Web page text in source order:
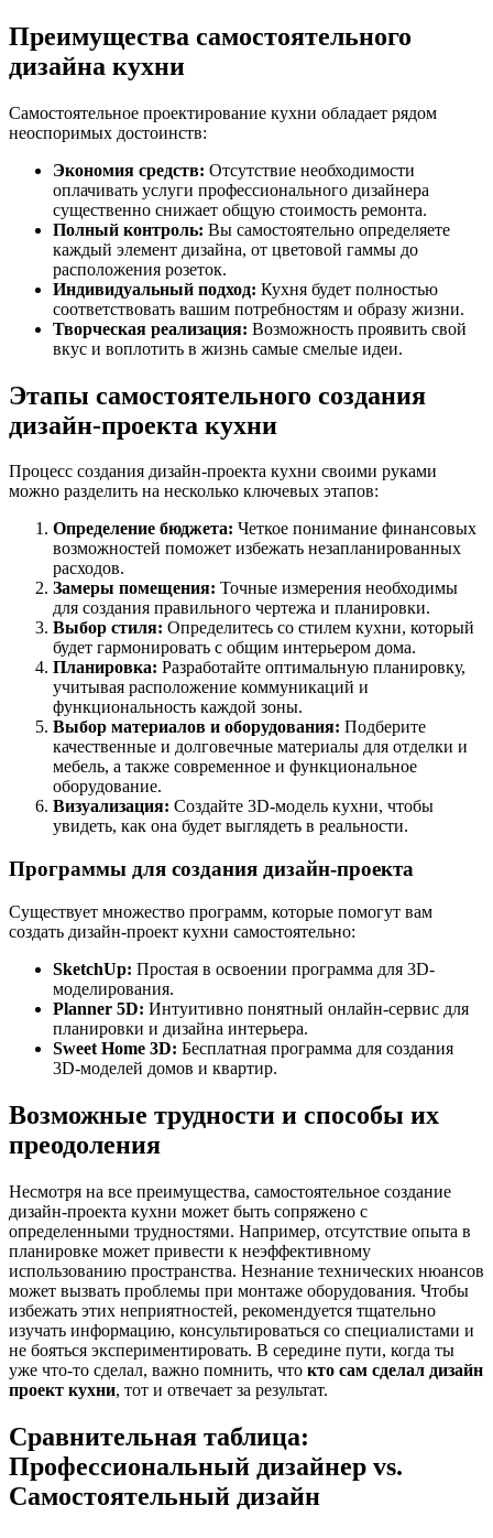
Преимущества самостоятельного
дизайна кухни
Самостоятельное проектирование кухни обладает рядом
неоспоримых достоинств:
Экономия средств: Отсутствие необходимости
оплачивать услуги профессионального дизайнера
существенно снижает общую стоимость ремонта.
Полный контроль: Вы самостоятельно определяете
каждый элемент дизайна, от цветовой гаммы до
расположения розеток.
Индивидуальный подход: Кухня будет полностью
соответствовать вашим потребностям и образу жизни.
Творческая реализация: Возможность проявить свой
вкус и воплотить в жизнь самые смелые идеи.
Этапы самостоятельного создания
дизайн-проекта кухни
Процесс создания дизайн-проекта кухни своими руками
можно разделить на несколько ключевых этапов:
Определение бюджета: Четкое понимание финансовых
возможностей поможет избежать незапланированных
расходов.
Замеры помещения: Точные измерения необходимы
для создания правильного чертежа и планировки.
Выбор стиля: Определитесь со стилем кухни, который
будет гармонировать с общим интерьером дома.
Планировка: Разработайте оптимальную планировку,
учитывая расположение коммуникаций и
функциональность каждой зоны.
Выбор материалов и оборудования: Подберите
качественные и долговечные материалы для отделки и
мебель, а также современное и функциональное
оборудование.
Визуализация: Создайте 3D-модель кухни, чтобы
увидеть, как она будет выглядеть в реальности.
Программы для создания дизайн-проекта
Существует множество программ, которые помогут вам
создать дизайн-проект кухни самостоятельно:
SketchUp: Простая в освоении программа для 3D-
моделирования.
Planner 5D: Интуитивно понятный онлайн-сервис для
планировки и дизайна интерьера.
Sweet Home 3D: Бесплатная программа для создания
3D-моделей домов и квартир.
Возможные трудности и способы их
преодоления
Несмотря на все преимущества, самостоятельное создание
дизайн-проекта кухни может быть сопряжено с
определенными трудностями. Например, отсутствие опыта в
планировке может привести к неэффективному
использованию пространства. Незнание технических нюансов
может вызвать проблемы при монтаже оборудования. Чтобы
избежать этих неприятностей, рекомендуется тщательно
изучать информацию, консультироваться со специалистами и
не бояться экспериментировать. В середине пути, когда ты
уже что-то сделал, важно помнить, что кто сам сделал дизайн
проект кухни, тот и отвечает за результат.
Сравнительная таблица:
Профессиональный дизайнер vs.
Самостоятельный дизайн